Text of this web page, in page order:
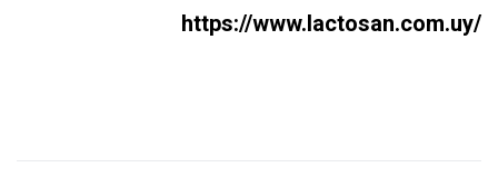
https://www.lactosan.com.uy/